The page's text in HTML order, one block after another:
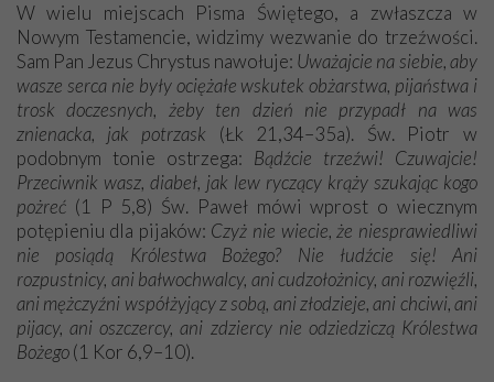
W wielu miejscach Pisma Świętego, a zwłaszcza w
Nowym Testamencie, widzimy wezwanie do trzeźwości.
Sam Pan Jezus Chrystus nawołuje: Uważajcie na siebie, aby
wasze serca nie były ociężałe wskutek obżarstwa, pijaństwa i
trosk doczesnych, żeby ten dzień nie przypadł na was
znienacka, jak potrzask (Łk 21,34–35a). Św. Piotr w
podobnym tonie ostrzega: Bądźcie trzeźwi! Czuwajcie!
Przeciwnik wasz, diabeł, jak lew ryczący krąży szukając kogo
pożreć (1 P 5,8) Św. Paweł mówi wprost o wiecznym
potępieniu dla pijaków: Czyż nie wiecie, że niesprawiedliwi
nie posiądą Królestwa Bożego? Nie łudźcie się! Ani
rozpustnicy, ani bałwochwalcy, ani cudzołożnicy, ani rozwięźli,
ani mężczyźni współżyjący z sobą, ani złodzieje, ani chciwi, ani
pijacy, ani oszczercy, ani zdziercy nie odziedziczą Królestwa
Bożego(1 Kor 6,9–10).